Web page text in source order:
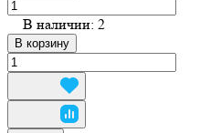
В наличии: 2
В корзину